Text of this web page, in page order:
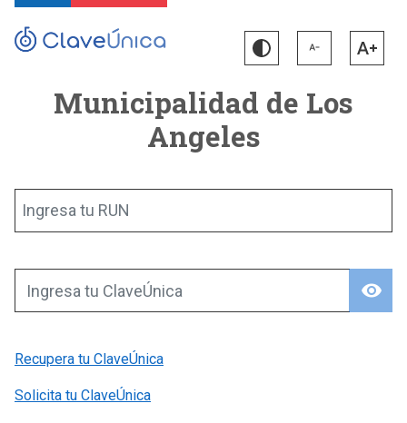
Municipalidad de Los
Angeles
Ingresa tu RUN
visibility
Ingresa tu ClaveÚnica
Recupera tu ClaveÚnica
Solicita tu ClaveÚnica